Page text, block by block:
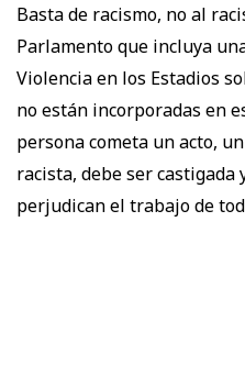
Basta de racismo, no al
Parlamento que incluya
Violencia en los Estadios
no están incorporadas en
persona cometa un acto,
racista, debe ser castigada
perjudican el trabajo de